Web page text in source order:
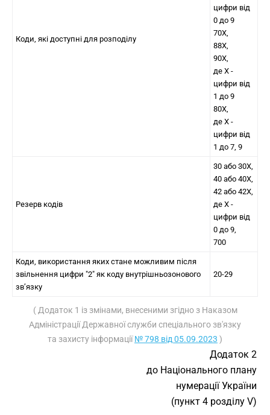
Коди, які доступні для розподілу
цифри від
0 до 9
70Х,
88Х,
90Х,
де X -
цифри від
1 до 9
80Х,
де X -
цифри від
1 до 7, 9
Резерв кодів
30 або 30Х,
40 або 40Х,
42 або 42Х,
де X -
цифри від
0 до 9,
700
Коди, використання яких стане можливим після
звільнення цифри "2" як коду внутрішньозонового
зв’язку
20-29
( Додаток 1 із змінами, внесеними згідно з Наказом
Адміністрації Державної служби спеціального зв'язку
та захисту інформації№ 798 від 05.09.2023 )
Додаток 2
до Національного плану
нумерації України
(пункт 4 розділу V)